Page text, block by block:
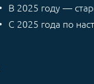
В 2025 году —
С 2025 года по